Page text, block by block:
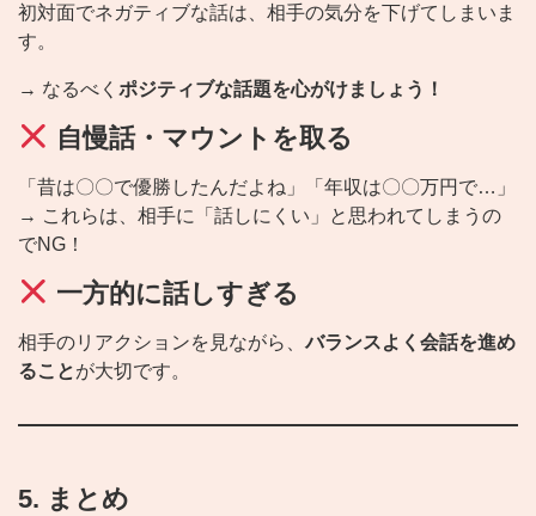
初対面でネガティブな話は、相手の気分を下げてしまいま
す。
→ なるべく ポジティブな話題を心がけましょう！
自慢話・マウントを取る
「昔は〇〇で優勝したんだよね」「年収は〇〇万円で…」
→ これらは、相手に「話しにくい」と思われてしまうの
でNG！
一方的に話しすぎる
相手のリアクションを見ながら、バランスよく会話を進め
ることが大切です。
5. まとめ